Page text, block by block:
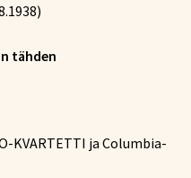
tähden
KVARTETTI ja Columbia-